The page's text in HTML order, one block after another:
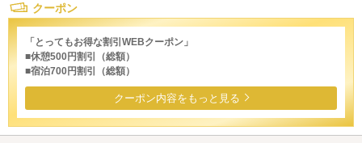
クーポン
「とってもお得な割引WEBクーポン」
■休憩500円割引（総額）
■宿泊700円割引（総額）
クーポン内容をもっと見る